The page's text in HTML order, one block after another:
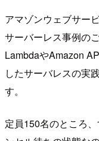
アマゾンウェブサー
サーバーレス事例の
LambdaやAmazon
したサーバレスの実
す。
定員150名のところ